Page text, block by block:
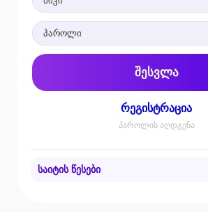
შესვლა
რეგისტრაცია
პაროლის აღდგენა
საიტის წესები